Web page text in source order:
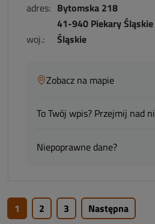
adres: Bytomska 218
41-940 Piekary Śląskie
woj.:
Śląskie
Zobacz na mapie
To Twój wpis? Przejmij nad
Niepoprawne dane?
1 2 3 Następna